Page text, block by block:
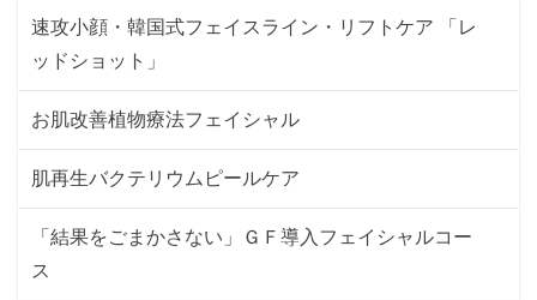
速攻小顔・韓国式フェイスライン・リフトケア 「レ
ッドショット」
お肌改善植物療法フェイシャル
肌再生バクテリウムピールケア
「結果をごまかさない」ＧＦ導入フェイシャルコー
ス